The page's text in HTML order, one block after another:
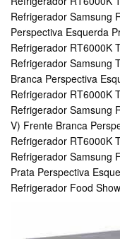
Refrigerador Samsung
Perspectiva Esquerda
Refrigerador RT6000K
Refrigerador Samsung
Branca Perspectiva
Refrigerador RT6000K
Refrigerador Samsung
V) Frente Branca
Refrigerador RT6000K
Refrigerador Samsung
Prata Perspectiva
Refrigerador Food